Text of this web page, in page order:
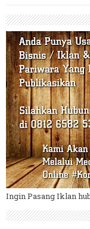
Ingin Pasang Iklan